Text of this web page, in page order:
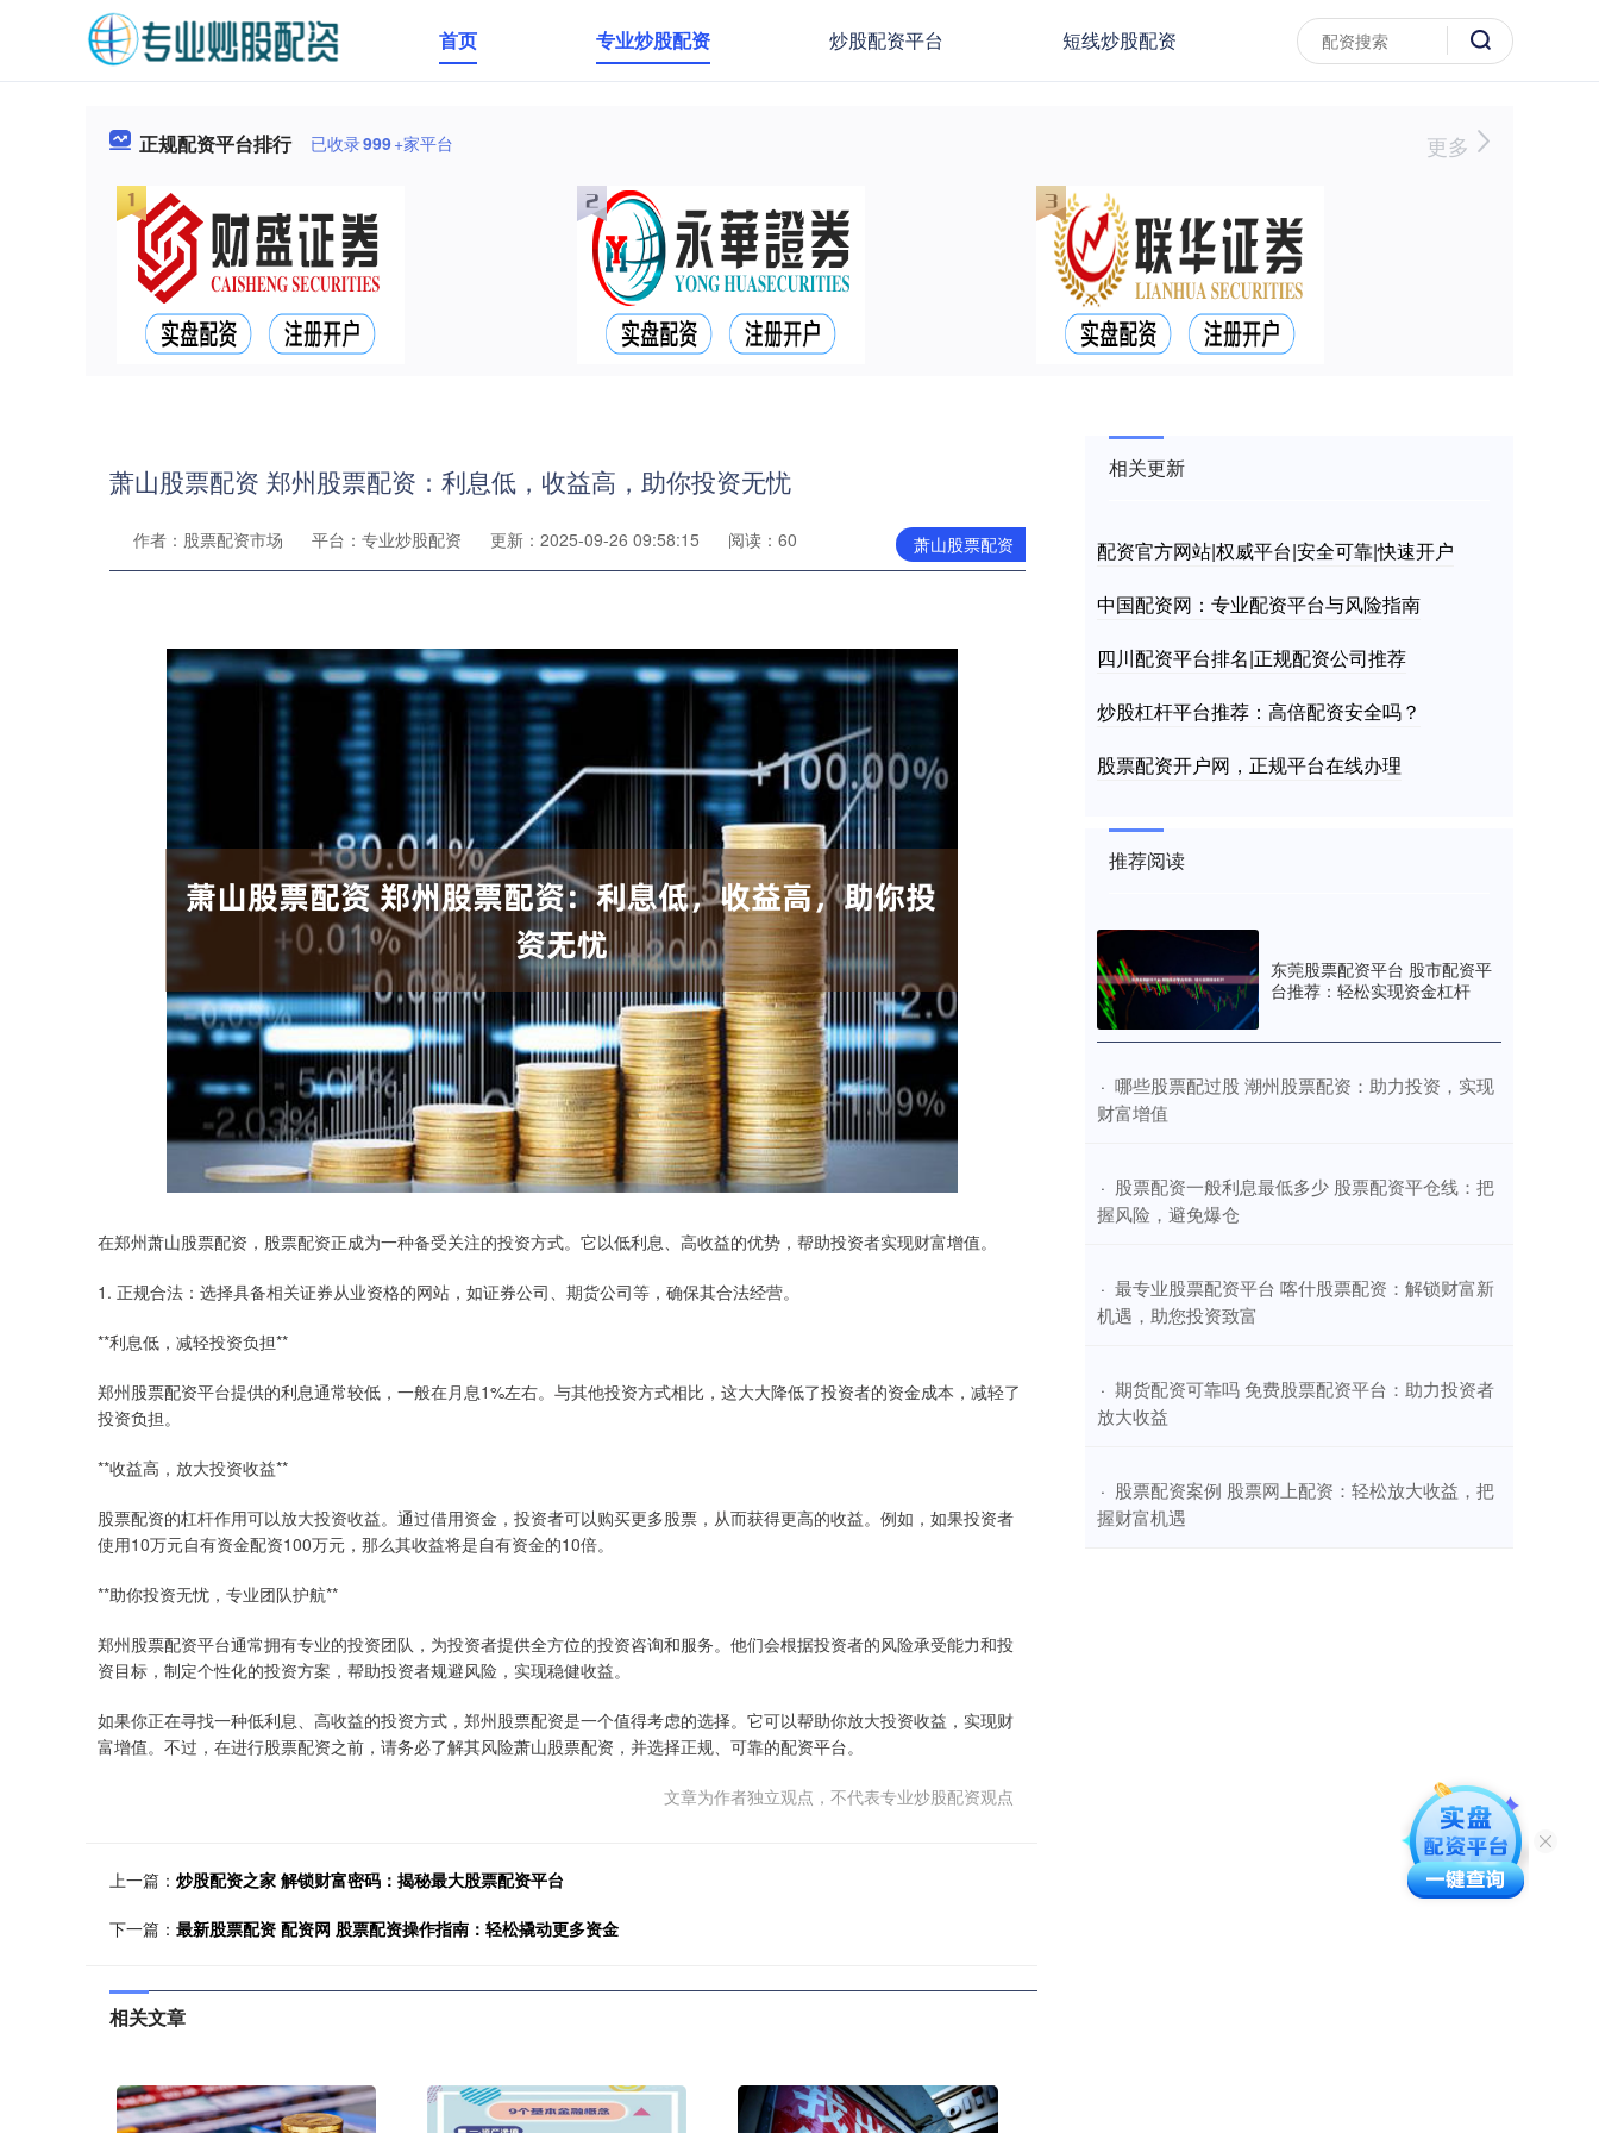
首页 专业炒股配资 炒股配资平台 短线炒股配资
正规配资平台排行 已收录999+家平台 更多
萧山股票配资 郑州股票配资：利息低，收益高，助你投资无忧
萧山股票配资
作者：股票配资市场 平台：专业炒股配资 更新：2025-09-26 09:58:15 阅读：60
在郑州萧山股票配资，股票配资正成为一种备受关注的投资方式。它以低利息、高收益的优势，帮助投资者实现财富增值。
1. 正规合法：选择具备相关证券从业资格的网站，如证券公司、期货公司等，确保其合法经营。
**利息低，减轻投资负担**
郑州股票配资平台提供的利息通常较低，一般在月息1%左右。与其他投资方式相比，这大大降低了投资者的资金成本，减轻了
投资负担。
**收益高，放大投资收益**
股票配资的杠杆作用可以放大投资收益。通过借用资金，投资者可以购买更多股票，从而获得更高的收益。例如，如果投资者
使用10万元自有资金配资100万元，那么其收益将是自有资金的10倍。
**助你投资无忧，专业团队护航**
郑州股票配资平台通常拥有专业的投资团队，为投资者提供全方位的投资咨询和服务。他们会根据投资者的风险承受能力和投
资目标，制定个性化的投资方案，帮助投资者规避风险，实现稳健收益。
如果你正在寻找一种低利息、高收益的投资方式，郑州股票配资是一个值得考虑的选择。它可以帮助你放大投资收益，实现财
富增值。不过，在进行股票配资之前，请务必了解其风险萧山股票配资，并选择正规、可靠的配资平台。
文章为作者独立观点，不代表专业炒股配资观点
上一篇： 炒股配资之家 解锁财富密码：揭秘最大股票配资平台
下一篇： 最新股票配资 配资网 股票配资操作指南：轻松撬动更多资金
相关文章
相关更新
配资官方网站|权威平台|安全可靠|快速开户
中国配资网：专业配资平台与风险指南
四川配资平台排名|正规配资公司推荐
炒股杠杆平台推荐：高倍配资安全吗？
股票配资开户网，正规平台在线办理
推荐阅读
东莞股票配资平台 股市配资平
台推荐：轻松实现资金杠杆
· ​哪些股票配过股 潮州股票配资：助力投资，实现
财富增值
· ​股票配资一般利息最低多少 股票配资平仓线：把
握风险，避免爆仓
· ​最专业股票配资平台 喀什股票配资：解锁财富新
机遇，助您投资致富
· ​期货配资可靠吗 免费股票配资平台：助力投资者
放大收益
· ​股票配资案例 股票网上配资：轻松放大收益，把
握财富机遇